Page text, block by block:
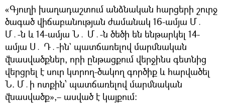
«Գյուղի խաղադաշտում անձնական հարցերի շուրջ
ծագած վիճաբանության ժամանակ 16-ամյա Մ․
Մ․-ն և 14-ամյա Ն․ Մ․-ն ծեծի են ենթարկել 14-
ամյա Ս․ Դ․-ին` պատճառելով մարմնական
վնասվածքներ, որի ընթացքում վերջինս գետնից
վերցրել է սուր կտրող-ծակող գործիք և հարվածել
Ն. Մ․ի ոտքին՝ պատճառելով մարմնական
վնասվածք»,– ասված է կայքում։